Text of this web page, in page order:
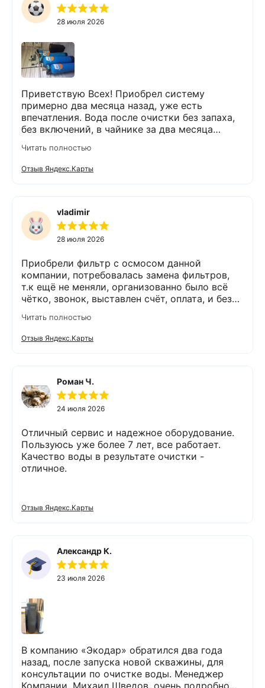
28 июля 2026
Приветствую Всех! Приобрел систему
примерно два месяца назад, уже есть
впечатления. Вода после очистки без запаха,
без включений, в чайнике за два месяца
работает. Оборудование, несмотря на
размеры, поставили компактно, сбоев не
было. Спасибо Экодару за хорошую работу.
Читать полностью
Отзыв Яндекс.Карты
vladimir
28 июля 2026
Приобрели фильтр с осмосом данной
компании, потребовалась замена фильтров,
т.к ещё не меняли, организованно было всё
чётко, звонок, выставлен счёт, оплата, и без
выполнено (всё чётко без шума и пыли),
приятно работать с грамотными,
обязательными людьми. Спасибо
Читать полностью
Отзыв Яндекс.Карты
Роман Ч.
24 июля 2026
Отличный сервис и надежное оборудование.
Пользуюсь уже более 7 лет, все работает.
Качество воды в результате очистки -
отличное.
Отзыв Яндекс.Карты
Александр К.
23 июля 2026
В компанию «Экодар» обратился два года
назад, после запуска новой скважины, для
консультации по очистке воды. Менеджер
Компании, Михаил Шведов, очень подробно